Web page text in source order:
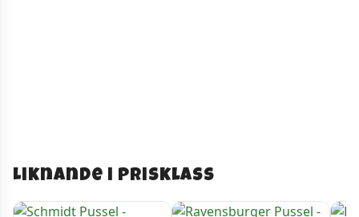
Liknande i prisklass